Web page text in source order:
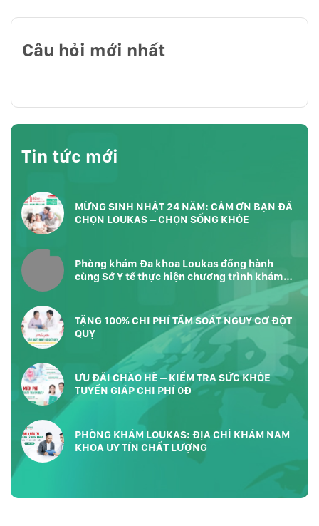
Câu hỏi mới nhất
Tin tức mới
MỪNG SINH NHẬT 24 NĂM: CẢM ƠN BẠN ĐÃ
CHỌN LOUKAS – CHỌN SỐNG KHỎE
Phòng khám Đa khoa Loukas đồng hành
cùng Sở Y tế thực hiện chương trình khám
TẶNG 100% CHI PHÍ TẦM SOÁT NGUY CƠ ĐỘT
QUỴ
ƯU ĐÃI CHÀO HÈ – KIỂM TRA SỨC KHỎE
TUYẾN GIÁP CHI PHÍ 0Đ
PHÒNG KHÁM LOUKAS: ĐỊA CHỈ KHÁM NAM
KHOA UY TÍN CHẤT LƯỢNG